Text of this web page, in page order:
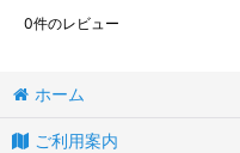
0件のレビュー
ホーム
ご利用案内